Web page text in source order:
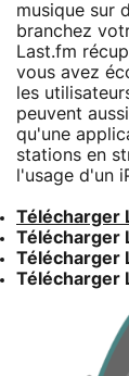
musique sur
branchez
Last.fm
vous avez
les
peuvent
qu'une
stations en
l'usage d'un
Télécharger
Télécharger
Télécharger
Télécharger